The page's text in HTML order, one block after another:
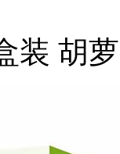
装 胡